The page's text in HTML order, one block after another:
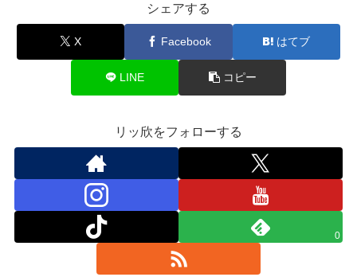
シェアする
X Facebook はてブ
LINE コピー
リッ欣をフォローする
0